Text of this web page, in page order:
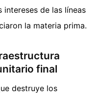
intereses de las líneas
la materia prima.
final
destruye los